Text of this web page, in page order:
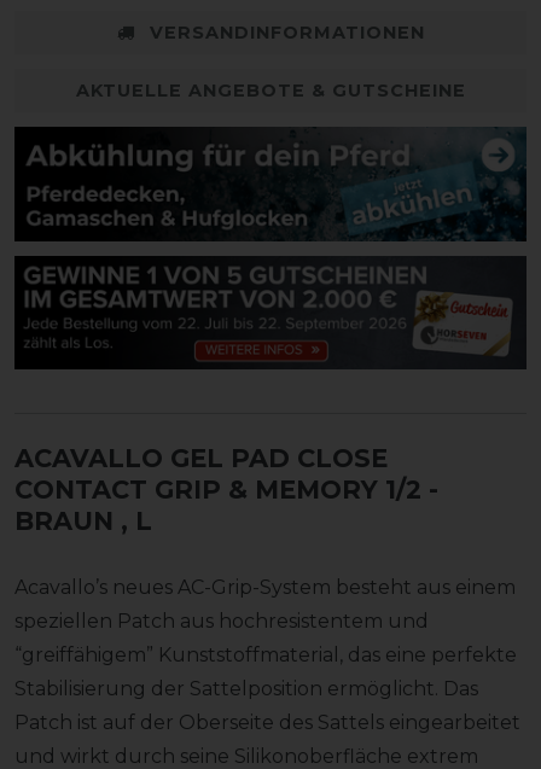
VERSANDINFORMATIONEN
AKTUELLE ANGEBOTE & GUTSCHEINE
ACAVALLO GEL PAD CLOSE
CONTACT GRIP & MEMORY 1/2 -
BRAUN , L
Acavallo’s neues AC-Grip-System besteht aus einem
speziellen Patch aus hochresistentem und
“greiffähigem” Kunststoffmaterial, das eine perfekte
Stabilisierung der Sattelposition ermöglicht. Das
Patch ist auf der Oberseite des Sattels eingearbeitet
und wirkt durch seine Silikonoberfläche extrem